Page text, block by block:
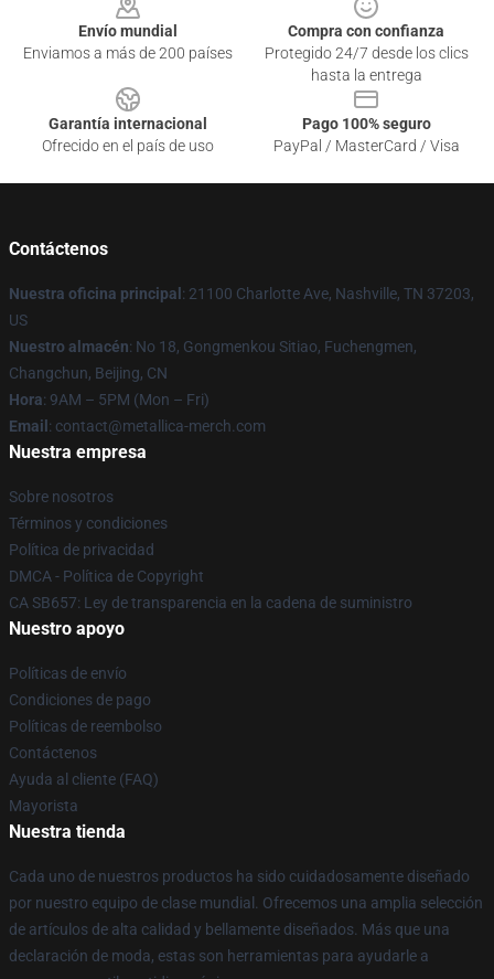
Envío mundial
Enviamos a más de 200 países
Compra con confianza
Protegido 24/7 desde los clics
hasta la entrega
Garantía internacional
Ofrecido en el país de uso
Pago 100% seguro
PayPal / MasterCard / Visa
Contáctenos
Nuestra oficina principal : 21100 Charlotte Ave, Nashville, TN 37203,
US
Nuestro almacén: No 18, Gongmenkou Sitiao, Fuchengmen,
Changchun, Beijing, CN
Hora: 9AM – 5PM (Mon – Fri)
Email : contact@metallica-merch.com
Nuestra empresa
Sobre nosotros
Términos y condiciones
Política de privacidad
DMCA - Política de Copyright
CA SB657: Ley de transparencia en la cadena de suministro
Nuestro apoyo
Políticas de envío
Condiciones de pago
Políticas de reembolso
Contáctenos
Ayuda al cliente (FAQ)
Mayorista
Nuestra tienda
Cada uno de nuestros productos ha sido cuidadosamente diseñado
por nuestro equipo de clase mundial. Ofrecemos una amplia selección
de artículos de alta calidad y bellamente diseñados. Más que una
declaración de moda, estas son herramientas para ayudarle a